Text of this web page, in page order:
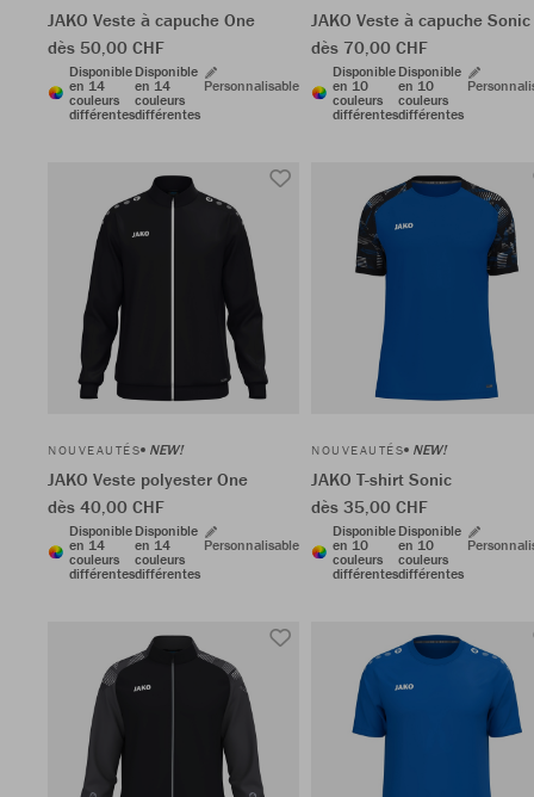
JAKO Veste à capuche One
dès 50,00 CHF
Disponible
en 14
couleurs
différentes
Disponible
en 14
couleurs
différentes
Personnalisable
JAKO Veste à capuche Sonic
dès 70,00 CHF
Disponible
en 10
couleurs
différentes
Disponible
en 10
couleurs
différentes
NOUVEAUTÉS NEW!
JAKO Veste polyester One
dès 40,00 CHF
Disponible
en 14
couleurs
différentes
Disponible
en 14
couleurs
différentes
Personnalisable
NOUVEAUTÉS NEW!
JAKO T-shirt Sonic
dès 35,00 CHF
Disponible
en 10
couleurs
différentes
Disponible
en 10
couleurs
différentes